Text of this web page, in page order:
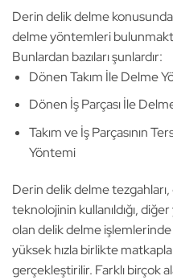
Derin delik delme
delme yöntemleri
Bunlardan bazıları şunlardır:
Dönen Takım İle Delme
Dönen İş Parçası İle
Takım ve İş Parçasının
Yöntemi
Derin delik delme
teknolojinin kullanıldığı,
olan delik delme işlemlerinde
yüksek hızla birlikte
gerçekleştirilir. Farklı birçok